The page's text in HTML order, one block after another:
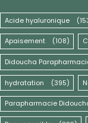
Acide hyaluronique
Apaisement (108)
Didoucha
hydratation (395)
Parapharmacie